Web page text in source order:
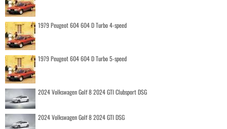
1979 Peugeot 604 604 D Turbo 4-speed
1979 Peugeot 604 604 D Turbo 5-speed
2024 Volkswagen Golf 8 2024 GTI Clubsport DSG
2024 Volkswagen Golf 8 2024 GTI DSG